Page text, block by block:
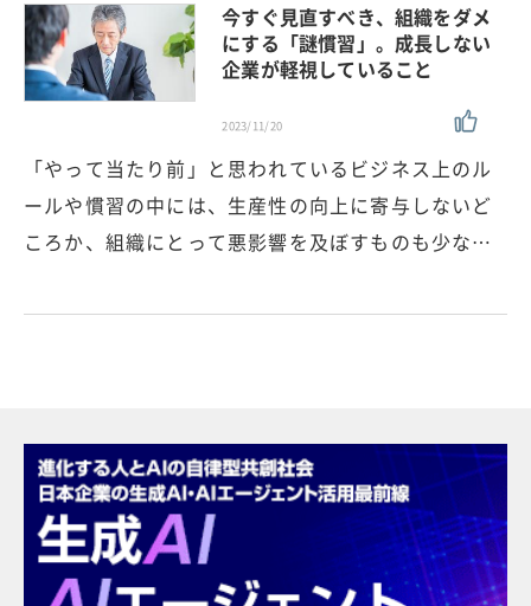
今すぐ見直すべき、組織をダメ
にする「謎慣習」。成長しない
企業が軽視していること
2023/11/20
「やって当たり前」と思われているビジネス上のル
ールや慣習の中には、生産性の向上に寄与しないど
ころか、組織にとって悪影響を及ぼすものも少な…